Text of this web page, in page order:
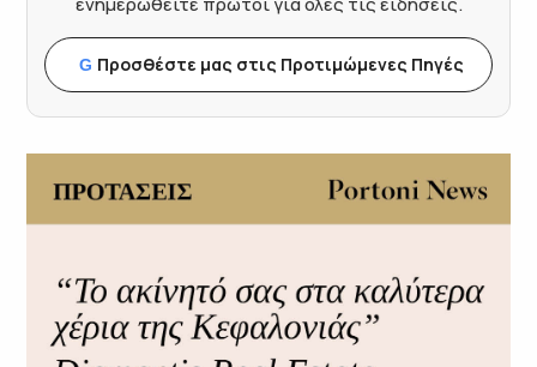
G Προσθέστε μας στις Προτιμώμενες Πηγές